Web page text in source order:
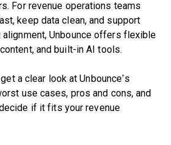
For revenue operations teams
keep data clean, and support
alignment, Unbounce offers flexible
and built-in AI tools.
a clear look at Unbounce’s
use cases, pros and cons, and
if it fits your revenue